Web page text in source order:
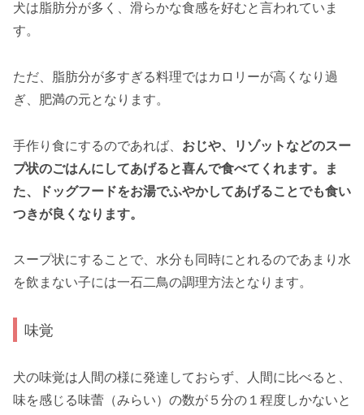
犬は脂肪分が多く、滑らかな食感を好むと言われていま
す。
ただ、脂肪分が多すぎる料理ではカロリーが高くなり過
ぎ、肥満の元となります。
手作り食にするのであれば、 おじや、リゾットなどのスー
プ状のごはんにしてあげると喜んで食べてくれます。ま
た、ドッグフードをお湯でふやかしてあげることでも食い
つきが良くなります。
スープ状にすることで、水分も同時にとれるのであまり水
を飲まない子には一石二鳥の調理方法となります。
味覚
犬の味覚は人間の様に発達しておらず、人間に比べると、
味を感じる味蕾（みらい）の数が５分の１程度しかないと